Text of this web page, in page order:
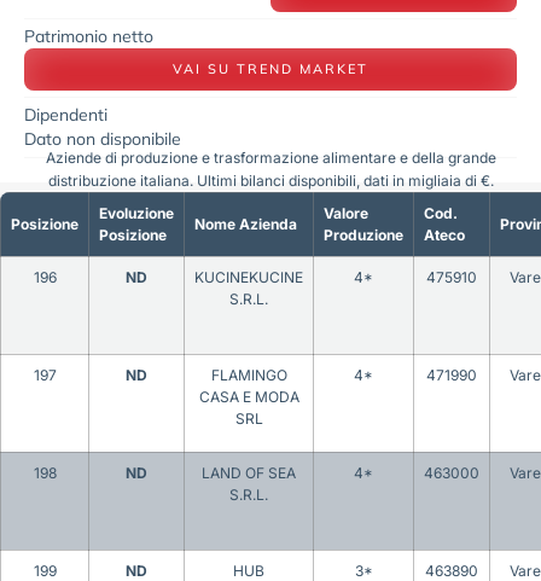
Patrimonio netto
VAI SU TREND MARKET
Dipendenti
Dato non disponibile
Posizione
Evoluzione
Posizione
Nome Azienda
Valore
Produzione
Cod.
Ateco
196 ND
KUCINEKUCINE
S.R.L.
4* 475910
197 ND
FLAMINGO
CASA E MODA
SRL
4* 471990
198 ND
LAND OF SEA
S.R.L.
4* 463000
199 ND
HUB
3* 463890
Aziende di produzione e trasformazione alimentare e della grande
distribuzione italiana. Ultimi bilanci disponibili, dati in migliaia di €.